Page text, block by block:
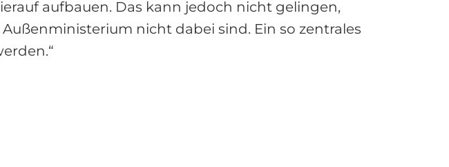
aufbauen. Das kann jedoch nicht gelingen,
nicht dabei sind. Ein so zentrales